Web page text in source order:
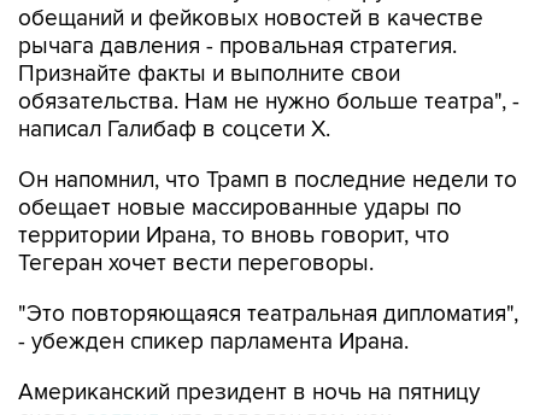
обещаний и фейковых новостей в качестве
рычага давления - провальная стратегия.
Признайте факты и выполните свои
обязательства. Нам не нужно больше театра", -
написал Галибаф в соцсети X.
Он напомнил, что Трамп в последние недели то
обещает новые массированные удары по
территории Ирана, то вновь говорит, что
Тегеран хочет вести переговоры.
"Это повторяющаяся театральная дипломатия",
- убежден спикер парламента Ирана.
Американский президент в ночь на пятницу